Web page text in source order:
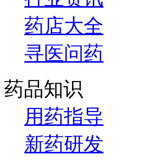
药店大全
寻医问药
药品知识
用药指导
新药研发